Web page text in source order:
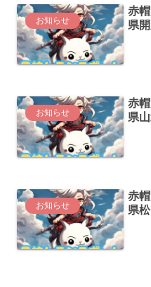
お知らせ
赤
県
お知らせ
赤
県
お知らせ
赤
県